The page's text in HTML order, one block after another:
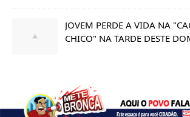
JOVEM PERDE A VIDA NA
CHICO" NA TARDE DESTE